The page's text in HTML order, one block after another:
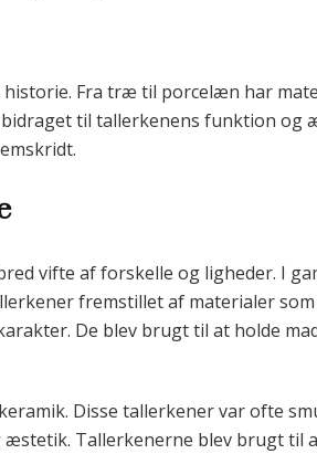
Fra træ til porcelæn har
til tallerkenens funktion og
vifte af forskelle og ligheder. I
fremstillet af materialer
De blev brugt til at holde
Disse tallerkener var ofte
Tallerkenerne blev brugt til